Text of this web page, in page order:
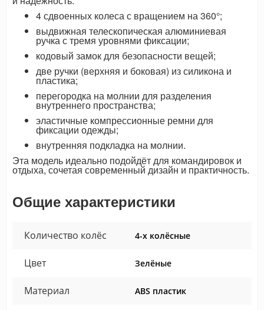
4 сдвоенных колеса с вращением на 360°;
выдвижная телескопическая алюминиевая
ручка с тремя уровнями фиксации;
кодовый замок для безопасности вещей;
две ручки (верхняя и боковая) из силикона и
пластика;
перегородка на молнии для разделения
внутреннего пространства;
эластичные компрессионные ремни для
фиксации одежды;
внутренняя подкладка на молнии.
Эта модель идеально подойдёт для командировок и
отдыха, сочетая современный дизайн и практичность.
Общие характеристики
Количество колёс 4-х колёсные
Цвет Зелёные
Материал ABS пластик